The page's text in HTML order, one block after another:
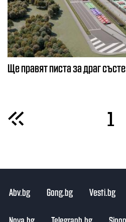
Ще правят писта за драг
1
Abv.bg Gong.bg Vesti.bg